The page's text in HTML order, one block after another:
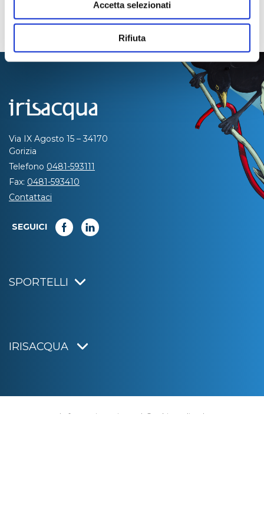
Accetta selezionati
Rifiuta
Via IX Agosto 15 – 34170
Gorizia
Telefono 0481-593111
Fax: 0481-593410
Contattaci
SEGUICI
SPORTELLI
IRISACQUA
Informativa privacy | Cookie policy
|